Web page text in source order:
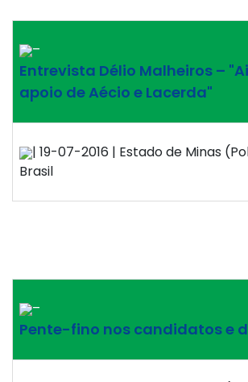
–
Entrevista Délio Malheiros –
apoio de Aécio e Lacerda"
| 19-07-2016 | Estado de Minas
Brasil
–
Pente-fino nos candidatos e